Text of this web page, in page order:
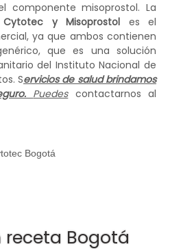
componente misoprostol. La
y Misoprostol es el
ya que ambos contienen
que es una solución
del Instituto Nacional de
Servicios de salud brindamos
Puedescontactarnos al
Bogotá